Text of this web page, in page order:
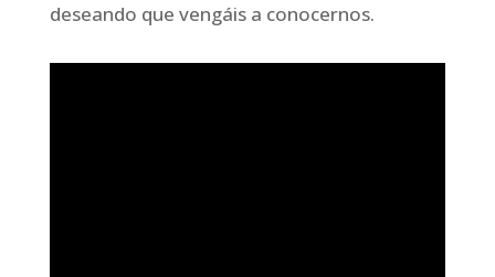
deseando que vengáis a conocernos.